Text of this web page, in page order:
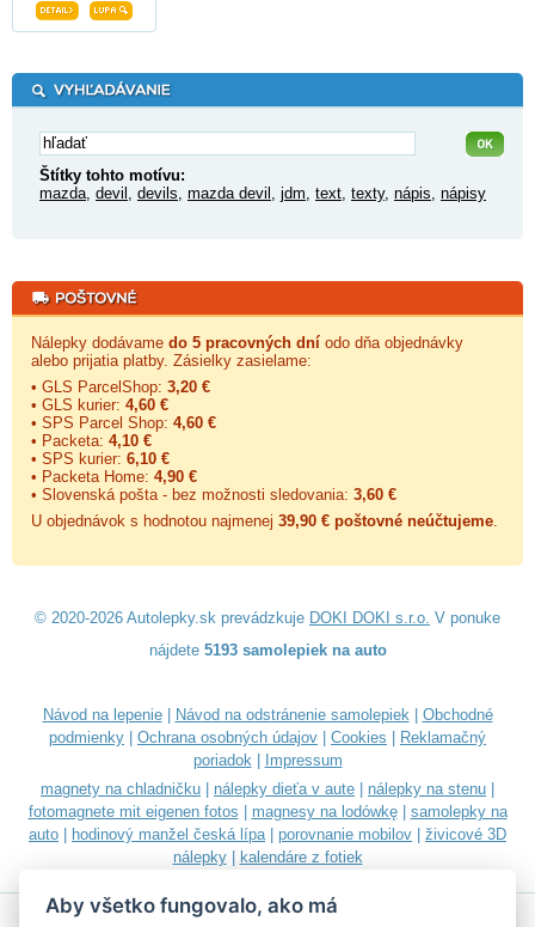
Štítky tohto motívu:
mazda devil devils mazda devil jdm text texty, nápis nápisy
Nálepky dodávame do 5 pracovných dní odo dňa objednávky
alebo prijatia platby. Zásielky zasielame:
• GLS ParcelShop: 3,20 €
• GLS kurier: 4,60 €
• SPS Parcel Shop: 4,60 €
• Packeta: 4,10 €
• SPS kurier: 6,10 €
• Packeta Home: 4,90 €
• Slovenská pošta - bez možnosti sledovania: 3,60 €
U objednávok s hodnotou najmenej 39,90 € poštovné neúčtujeme
© 2020-2026 Autolepky.sk prevádzkuje DOKI DOKI s.r.o. V ponuke
nájdete 5193 samolepiek na auto
Návod na lepenie| Návod na odstránenie samolepiek| Obchodné
podmienky
Ochrana osobných údajov Cookies
Reklamačný
poriadok|
Impressum
magnety na chladničku
nálepky dieťa v aute nálepky na stenu
fotomagnete mit eigenen fotos
magnesy na lodówkę| samolepky na
auto
hodinový manžel česká lípa| porovnanie mobilov
živicové 3D
nálepky| kalendáre z fotiek
Aby všetko fungovalo, ako má